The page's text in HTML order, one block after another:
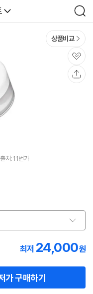
검
색
상품비교
관
심
처: 11번가
최저 24,000원
가 구매하기